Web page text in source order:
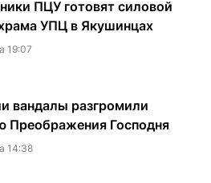
ПЦУ готовят силовой
УПЦ в Якушинцах
19:07
вандалы разгромили
Преображения Господня
14:38